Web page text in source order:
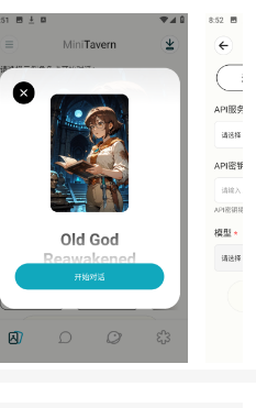
角色就会变得更加智能，更
告弹窗，整个使用过程不会